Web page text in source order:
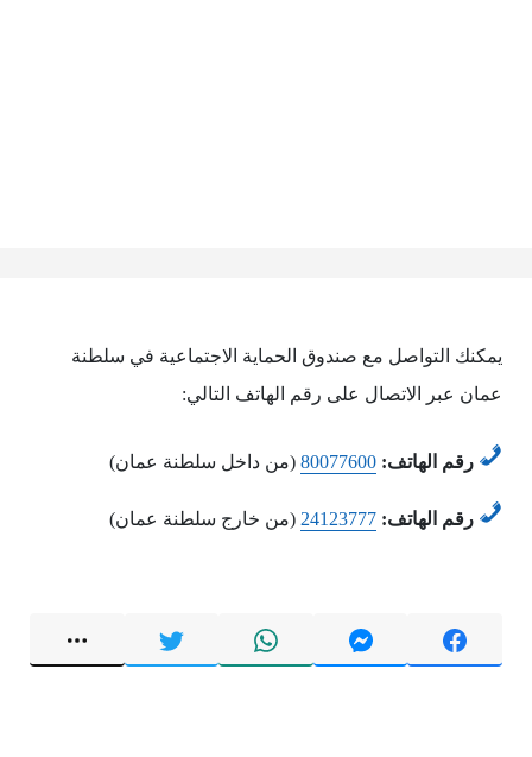
يمكنك التواصل مع صندوق الحماية الاجتماعية في سلطنة
عمان عبر الاتصال على رقم الهاتف التالي:
رقم الهاتف: 80077600 (من داخل سلطنة عمان)
رقم الهاتف: 24123777 (من خارج سلطنة عمان)